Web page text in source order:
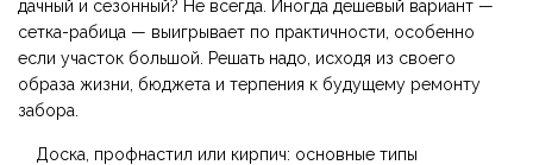
дачный и сезонный? Не всегда. Иногда дешевый вариант —
сетка-рабица — выигрывает по практичности, особенно
если участок большой. Решать надо, исходя из своего
образа жизни, бюджета и терпения к будущему ремонту
забора.
Доска, профнастил или кирпич: основные типы